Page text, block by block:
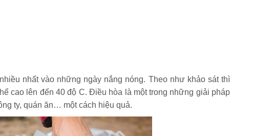
nhất vào những ngày nắng nóng. Theo như khảo sát thì
cao lên đến 40 độ C. Điều hòa là một trong những giải pháp
ty, quán ăn… một cách hiệu quả.